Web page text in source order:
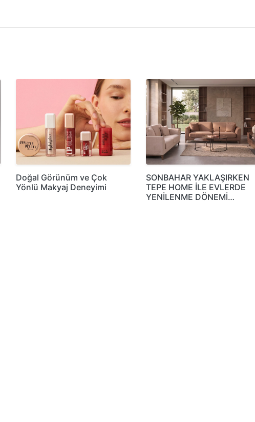
Doğal Görünüm ve Çok
Yönlü Makyaj Deneyimi
SONBAHAR YAKLAŞIRKEN
TEPE HOME İLE EVLERDE
YENİLENME DÖNEMİ…